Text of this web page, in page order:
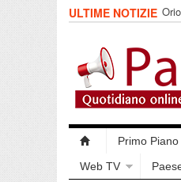
ULTIME NOTIZIE
Primo Piano
Web TV